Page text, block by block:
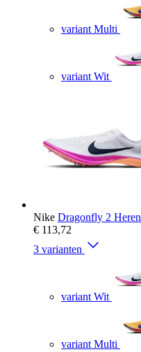
variant Multi
variant Wit
Nike Dragonfly 2 Heren
€ 113,72
3 varianten
variant Wit
variant Multi